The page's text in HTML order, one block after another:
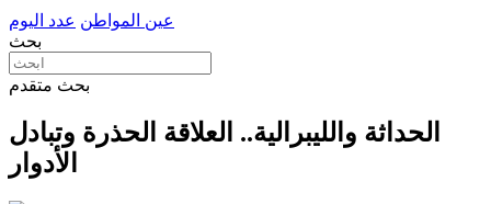
عين المواطن عدد اليوم
بحث
بحث متقدم
الحداثة والليبرالية.. العلاقة الحذرة وتبادل
الأدوار